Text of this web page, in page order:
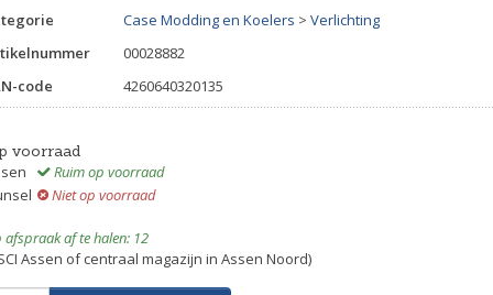
Case Modding en Koelers > Verlichting
00028882
code
4260640320135
voorraad
Ruim op voorraad
Niet op voorraad
afspraak af te halen: 12
Assen of centraal magazijn in Assen Noord)